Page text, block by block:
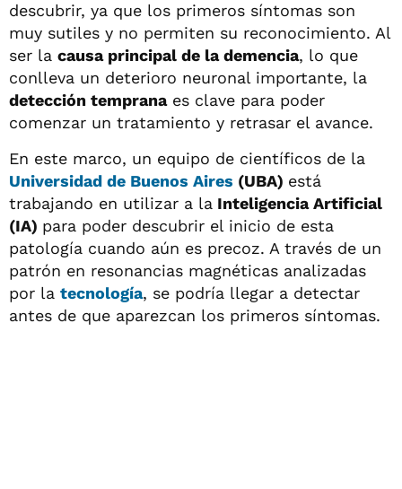
descubrir, ya que los primeros síntomas son
muy sutiles y no permiten su reconocimiento. Al
ser la causa principal de la demencia, lo que
conlleva un deterioro neuronal importante, la
detección tempranaes clave para poder
comenzar un tratamiento y retrasar el avance.
En este marco, un equipo de científicos de la
Universidad de Buenos Aires (UBA) está
trabajando en utilizar a la Inteligencia Artificial
(IA) para poder descubrir el inicio de esta
patología cuando aún es precoz. A través de un
patrón en resonancias magnéticas analizadas
por la tecnología, se podría llegar a detectar
antes de que aparezcan los primeros síntomas.